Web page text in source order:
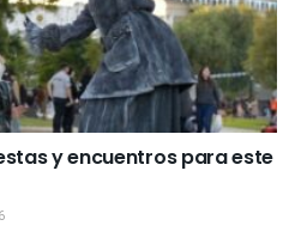
y encuentros para este